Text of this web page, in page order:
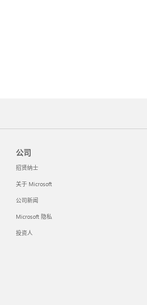
公司
招贤纳士
关于 Microsoft
公司新闻
Microsoft 隐私
投资人